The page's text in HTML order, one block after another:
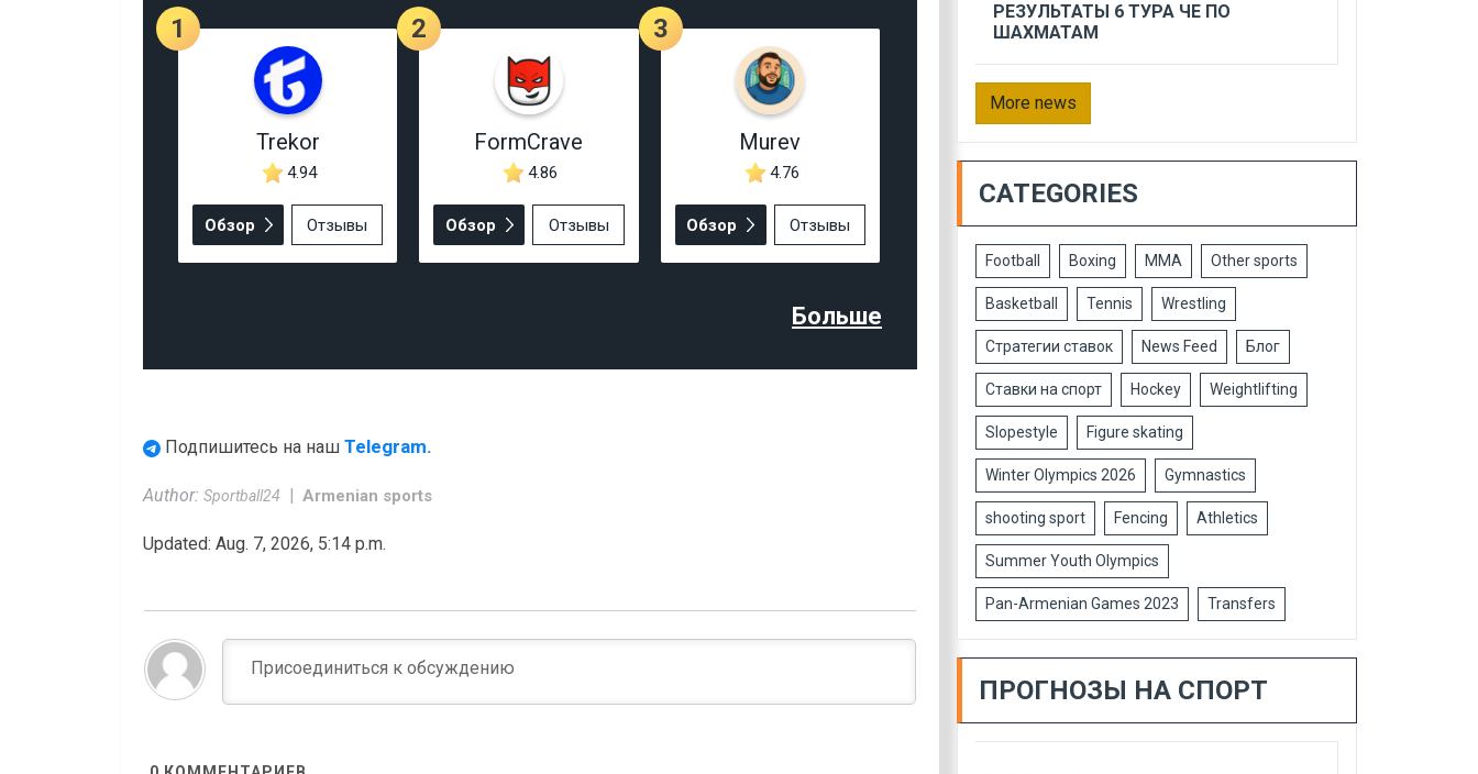
1
Trekor
4.94
Обзор Отзывы
2
FormCrave
4.86
Обзор Отзывы
3
Murev
4.76
Обзор Отзывы
Больше
Подпишитесь на наш Telegram.
Author: Sportball24 Armenian sports
Updated: Aug. 7, 2026, 5:14 p.m.
РЕЗУЛЬТАТЫ 6 ТУРА ЧЕ ПО
ШАХМАТАМ
More news
CATEGORIES
Football Boxing MMA Other sports
Basketball Tennis Wrestling
Стратегии ставок News Feed Блог
Ставки на спорт Hockey Weightlifting
Slopestyle Figure skating
Winter Olympics 2026 Gymnastics
shooting sport Fencing Athletics
Summer Youth Olympics
Pan-Armenian Games 2023 Transfers
ПРОГНОЗЫ НА СПОРТ